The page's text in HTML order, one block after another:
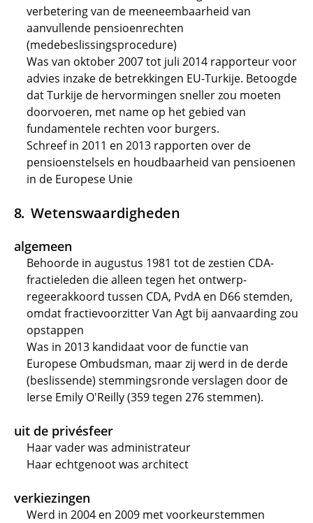
verbetering van de meeneembaarheid van
aanvullende pensioenrechten
(medebeslissingsprocedure)
Was van oktober 2007 tot juli 2014 rapporteur voor
advies inzake de betrekkingen EU-Turkije. Betoogde
dat Turkije de hervormingen sneller zou moeten
doorvoeren, met name op het gebied van
fundamentele rechten voor burgers.
Schreef in 2011 en 2013 rapporten over de
pensioenstelsels en houdbaarheid van pensioenen
in de Europese Unie
Wetenswaardigheden
algemeen
Behoorde in augustus 1981 tot de zestien CDA-
fractieleden die alleen tegen het ontwerp-
regeerakkoord tussen CDA, PvdA en D66 stemden,
omdat fractievoorzitter Van Agt bij aanvaarding zou
opstappen
Was in 2013 kandidaat voor de functie van
Europese Ombudsman, maar zij werd in de derde
(beslissende) stemmingsronde verslagen door de
Ierse Emily O'Reilly (359 tegen 276 stemmen).
uit de privésfeer
Haar vader was administrateur
Haar echtgenoot was architect
verkiezingen
Werd in 2004 en 2009 met voorkeurstemmen